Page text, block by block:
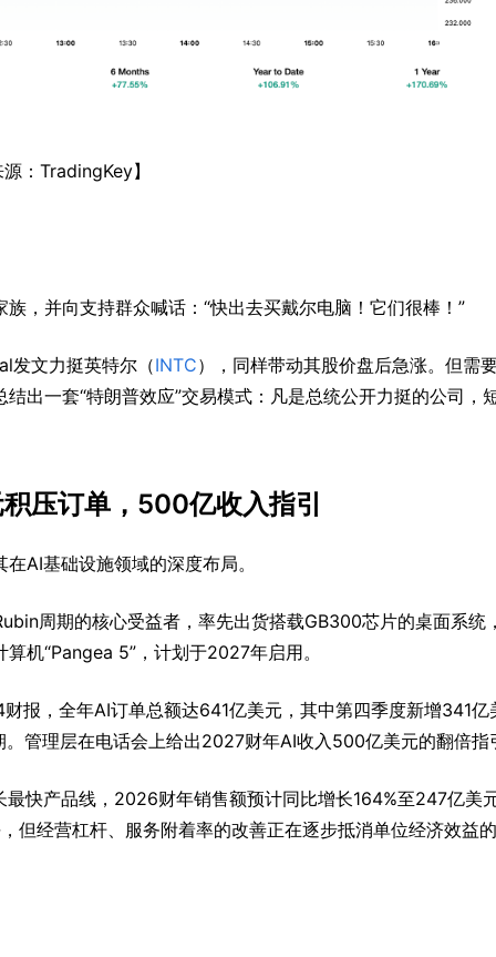
：TradingKey】
，并向支持群众喊话：“快出去买戴尔电脑！它们很棒！”
发文力挺英特尔（INTC），同样带动其股价盘后急涨。但需
出一套“特朗普效应”交易模式：凡是总统公开力挺的公司，
压订单，500亿收入指引
AI基础设施领域的深度布局。
周期的核心受益者，率先出货搭载GB300芯片的桌面系统
机“Pangea 5”，计划于2027年启用。
报，全年AI订单总额达641亿美元，其中第四季度新增341亿
管理层在电话会上给出2027财年AI收入500亿美元的翻倍指
快产品线，2026财年销售额预计同比增长164%至247亿美
但经营杠杆、服务附着率的改善正在逐步抵消单位经济效益